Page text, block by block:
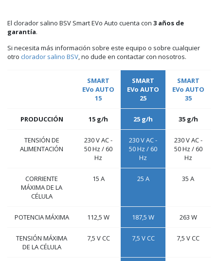
El clorador salino BSV Smart EVo Auto cuenta con 3 años de
garantía.
Si necesita más información sobre este equipo o sobre cualquier
otro clorador salino BSV, no dude en contactar con nosotros.
SMART
EVo AUTO
15
SMART
EVo AUTO
25
SMART
EVo AUTO
35
PRODUCCIÓN 15 g/h 25 g/h 35 g/h
TENSIÓN DE
ALIMENTACIÓN
230 V AC -
50 Hz / 60
Hz
230 V AC -
50 Hz / 60
Hz
230V AC -
50 Hz / 60
Hz
CORRIENTE
MÁXIMA DE LA
CÉLULA
15 A 25 A 35 A
POTENCIA MÁXIMA 112,5 W 187,5 W 263 W
TENSIÓN MÁXIMA
DE LA CÉLULA
7,5 V CC 7,5 V CC 7,5 V CC